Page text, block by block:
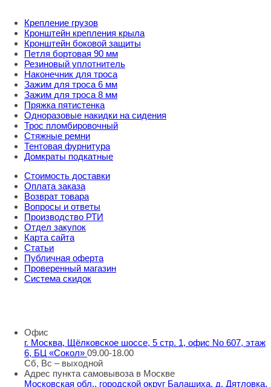
Крепление грузов
Кронштейн крепления крыла
Кронштейн боковой защиты
Петля бортовая 90 мм
Резиновый уплотнитель
Наконечник для троса
Зажим для троса 6 мм
Зажим для троса 8 мм
Пряжка пятистенка
Одноразовые накидки на сидения
Трос пломбировочный
Стяжные ремни
Тентовая фурнитура
Домкраты подкатные
Стоимость доставки
Оплата заказа
Возврат товара
Вопросы и ответы
Производство РТИ
Отдел закупок
Карта сайта
Статьи
Публичная оферта
Проверенный магазин
Система скидок
Офис
г. Москва, Щёлковское шоссе, 5 стр. 1, офис No 607, этаж
6, БЦ «Сокол» 09.00-18.00
Сб, Вс – выходной
Адрес пункта самовывоза в Москве
Московская обл., городской округ Балашиха, д. Дятловка,